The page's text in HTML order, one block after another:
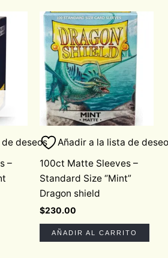
deseos
–
Añadir a la lista de
100ct Matte Sleeves –
Standard Size “Mint”
Dragon shield
$230.00
AÑADIR AL CARRITO